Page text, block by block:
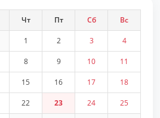
Чт Пт Сб Вс
1 2 3 4
8 9 10 11
15 16 17 18
22 23 24 25